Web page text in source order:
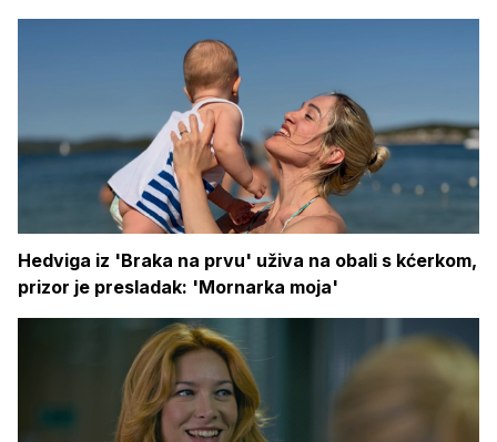
Hedviga iz 'Braka na prvu' uživa na obali s kćerkom,
prizor je presladak: 'Mornarka moja'